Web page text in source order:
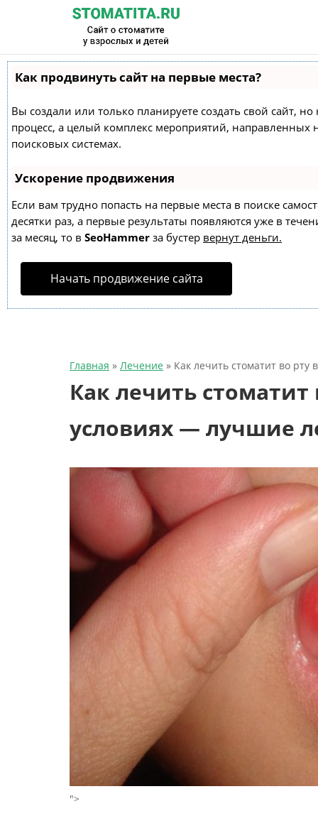
Как продвинуть сайт на первые места?
Вы создали или только планируете создать свой сайт,
процесс, а целый комплекс мероприятий,
поисковых системах.
Ускорение продвижения
Если вам трудно попасть на первые места в поиске
десятки раз, а первые результаты появляются уже в
за месяц, то в SeoHammer за бустер вернут деньги.
Начать продвижение сайта
Главная » Лечение » Как лечить стоматит во
Как лечить
условиях — лучшие
">